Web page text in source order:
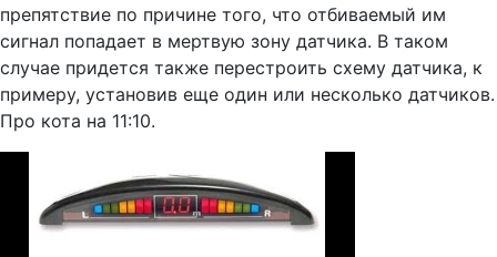
препятствие по причине того, что отбиваемый им
сигнал попадает в мертвую зону датчика. В таком
случае придется также перестроить схему датчика, к
примеру, установив еще один или несколько датчиков.
Про кота на 11:10.